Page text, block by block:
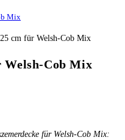
Mix
Welsh-Cob Mix
für Welsh-Cob Mix: